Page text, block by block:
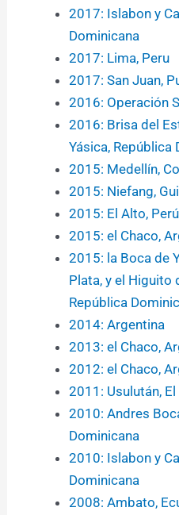
2017: Islabon y
Dominicana
2017: Lima, Peru
2017: San Juan,
2016: Operación
2016: Brisa del
Yásica, República
2015: Medellín,
2015: Niefang,
2015: El Alto, Perú
2015: el Chaco,
2015: la Boca de
Plata, y el Higuito
República
2014: Argentina
2013: el Chaco,
2012: el Chaco,
2011: Usulután,
2010: Andres
Dominicana
2010: Islabon y
Dominicana
2008: Ambato,